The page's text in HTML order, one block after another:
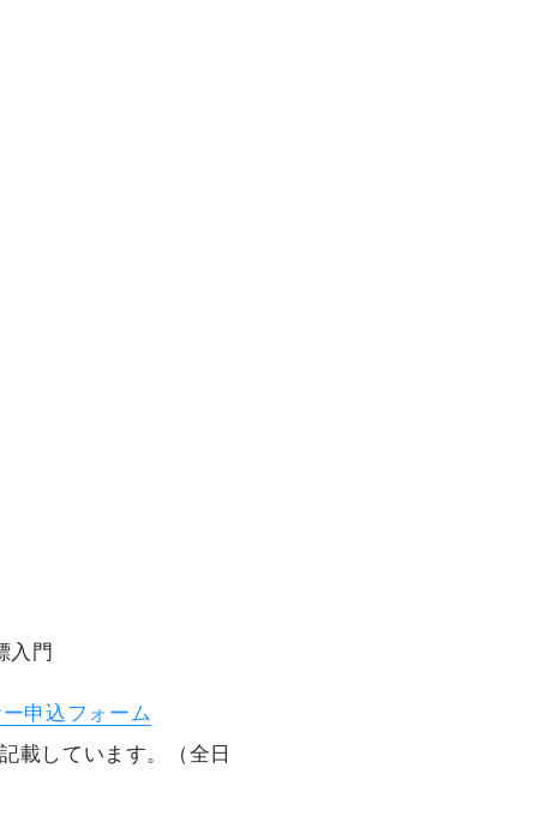
門
申込フォーム
載しています。（全日